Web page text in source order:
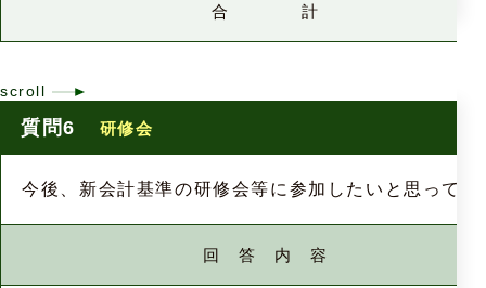
合 計
質問6 研修会
今後、新会計基準の研修会等に参加したいと思ってい
回 答 内 容